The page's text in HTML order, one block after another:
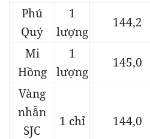
Phú
Quý
1
lượng
144,2
Mi
Hồng
1
lượng
145,0
Vàng
nhẫn
SJC
1 chỉ 144,0